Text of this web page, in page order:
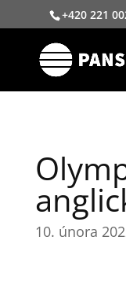
+420 221
10. února